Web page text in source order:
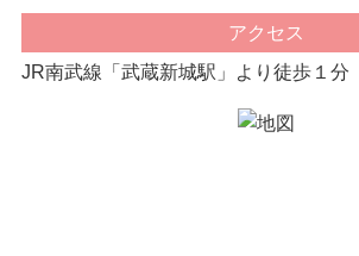
アクセス
JR南武線「武蔵新城駅」より徒歩１分